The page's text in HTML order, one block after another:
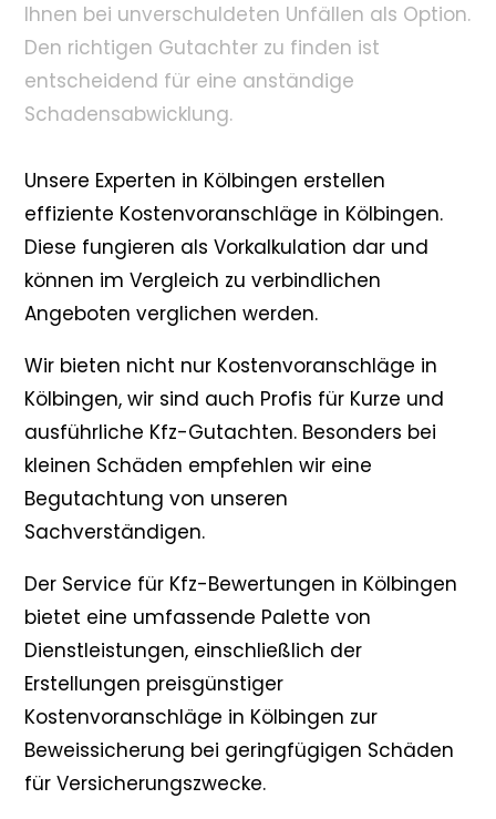
Ihnen bei unverschuldeten Unfällen als Option.
Den richtigen Gutachter zu finden ist
entscheidend für eine anständige
Schadensabwicklung.
Unsere Experten in Kölbingen erstellen
effiziente Kostenvoranschläge in Kölbingen.
Diese fungieren als Vorkalkulation dar und
können im Vergleich zu verbindlichen
Angeboten verglichen werden.
Wir bieten nicht nur Kostenvoranschläge in
Kölbingen, wir sind auch Profis für Kurze und
ausführliche Kfz-Gutachten. Besonders bei
kleinen Schäden empfehlen wir eine
Begutachtung von unseren
Sachverständigen.
Der Service für Kfz-Bewertungen in Kölbingen
bietet eine umfassende Palette von
Dienstleistungen, einschließlich der
Erstellungen preisgünstiger
Kostenvoranschläge in Kölbingen zur
Beweissicherung bei geringfügigen Schäden
für Versicherungszwecke.